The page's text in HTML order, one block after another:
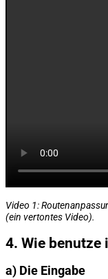
Video 1:
(ein vertontes Video).
4. Wie benutze
a) Die Eingabe